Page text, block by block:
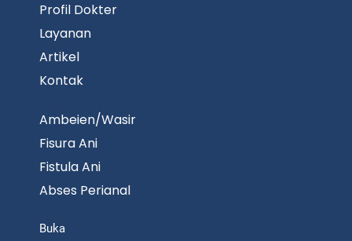
Profil Dokter
Layanan
Artikel
Kontak
Ambeien/Wasir
Fisura Ani
Fistula Ani
Abses Perianal
Buka